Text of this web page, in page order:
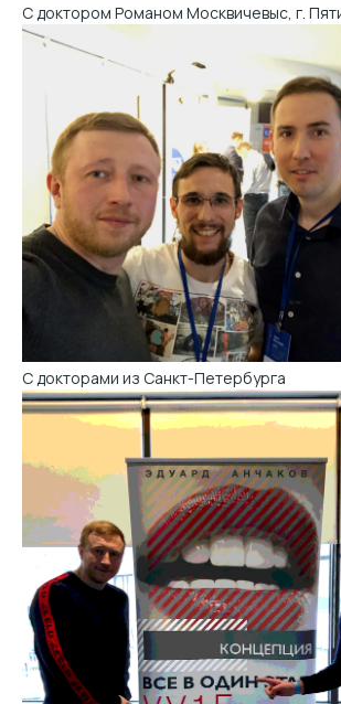
С доктором Романом Москвичевыс, г.
С докторами из Санкт-Петербурга